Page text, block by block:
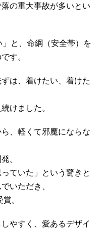
の重大事故が多いとい
と、命綱（安全帯）を
す。
は、着けたい、着けた
けました。
、軽くて邪魔にならな
。
ていた」という驚きと
いただき、
。
やすく、愛あるデザイ